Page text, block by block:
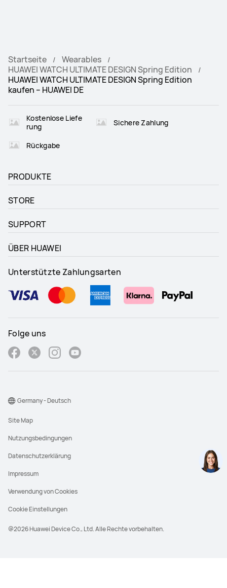
Startseite
Wearables
HUAWEI WATCH ULTIMATE DESIGN Spring Edition
HUAWEI WATCH ULTIMATE DESIGN Spring Edition
kaufen – HUAWEI DE
Kostenlose Liefe
rung
Sichere Zahlung
Rückgabe
PRODUKTE
STORE
SUPPORT
ÜBER HUAWEI
Unterstützte Zahlungsarten
Folge uns
@2026 Huawei Device Co., Ltd. Alle Rechte vorbehalten.
Site Map
Nutzungsbedingungen
Datenschutzerklärung
Impressum
Verwendung von Cookies
Cookie Einstellungen
Germany - Deutsch